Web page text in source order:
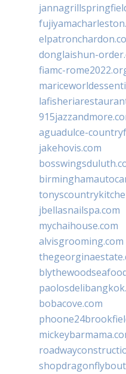
donglaishun-
fiamc-
aguadulce-
jakehovis.com
jbellasnailspa.com
mychaihouse.com
alvisgrooming.com
bobacove.com